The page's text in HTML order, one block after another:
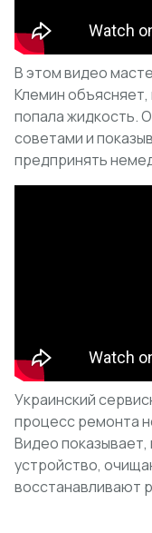
В этом видео
Клемин объясняет,
попала жидкость.
советами и
предпринять
Украинский
процесс ремонта
Видео
устройство,
восстанавливают